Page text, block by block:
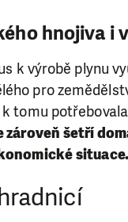
hnojiva i
k výrobě plynu
pro
tomu
šetří
situace.